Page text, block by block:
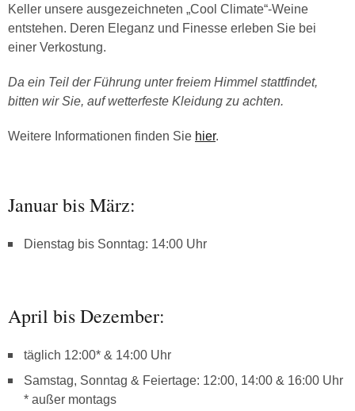
Keller unsere ausgezeichneten „Cool Climate“-Weine
entstehen. Deren Eleganz und Finesse erleben Sie bei
einer Verkostung.
Da ein Teil der Führung unter freiem Himmel stattfindet,
bitten wir Sie, auf wetterfeste Kleidung zu achten.
Weitere Informationen finden Sie hier.
Januar bis März:
Dienstag bis Sonntag: 14:00 Uhr
April bis Dezember:
täglich 12:00* & 14:00 Uhr
Samstag, Sonntag & Feiertage: 12:00, 14:00 & 16:00 Uhr
* außer montags